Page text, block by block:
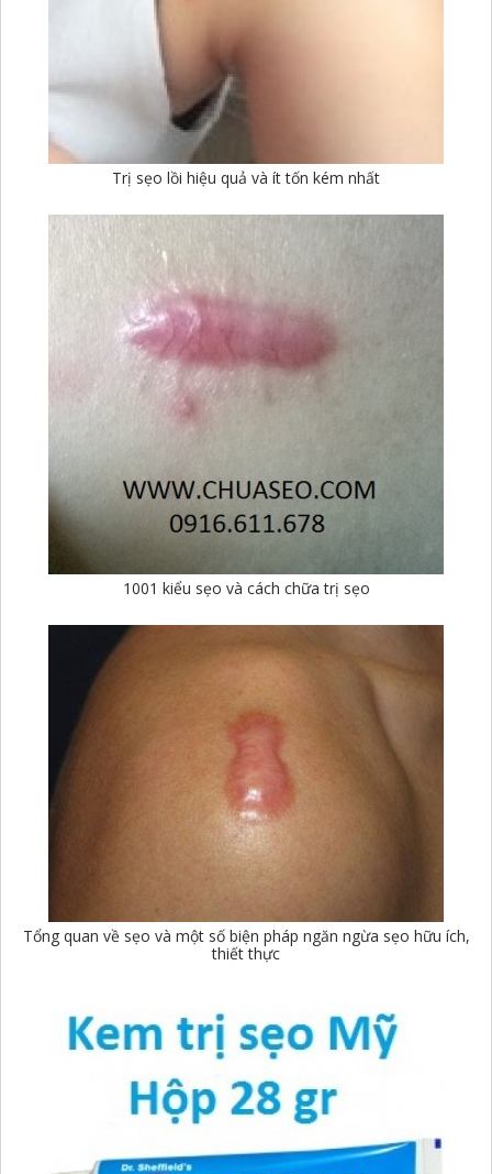
Trị sẹo lồi hiệu quả và ít tốn kém nhất
1001 kiểu sẹo và cách chữa trị sẹo
Tổng quan về sẹo và một số biện pháp ngăn ngừa sẹo hữu ích,
thiết thực